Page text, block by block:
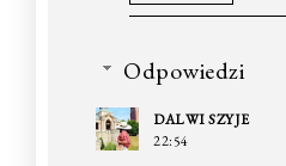
Odpowiedzi
DALWI SZYJE
22:54